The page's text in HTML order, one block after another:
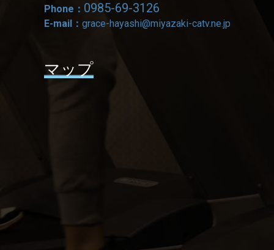
Phone： 0985-69-3126
E-mail： grace-hayashi@miyazaki-catv.ne.jp
マップ